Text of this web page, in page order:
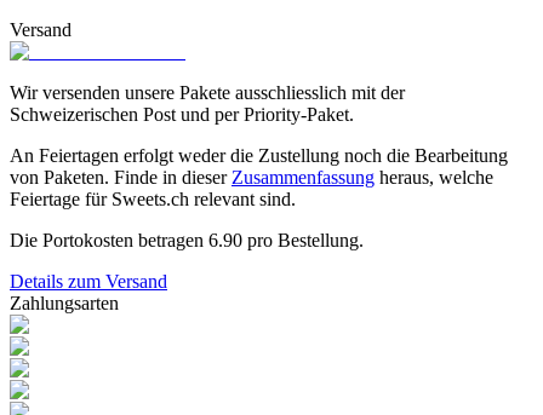
Versand
Wir versenden unsere Pakete ausschliesslich mit der
Schweizerischen Post und per Priority-Paket.
An Feiertagen erfolgt weder die Zustellung noch die Bearbeitung
von Paketen. Finde in dieser Zusammenfassung heraus, welche
Feiertage für Sweets.ch relevant sind.
Die Portokosten betragen 6.90 pro Bestellung.
Details zum Versand
Zahlungsarten